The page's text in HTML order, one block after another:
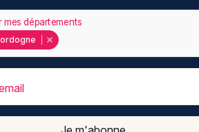
mes départements